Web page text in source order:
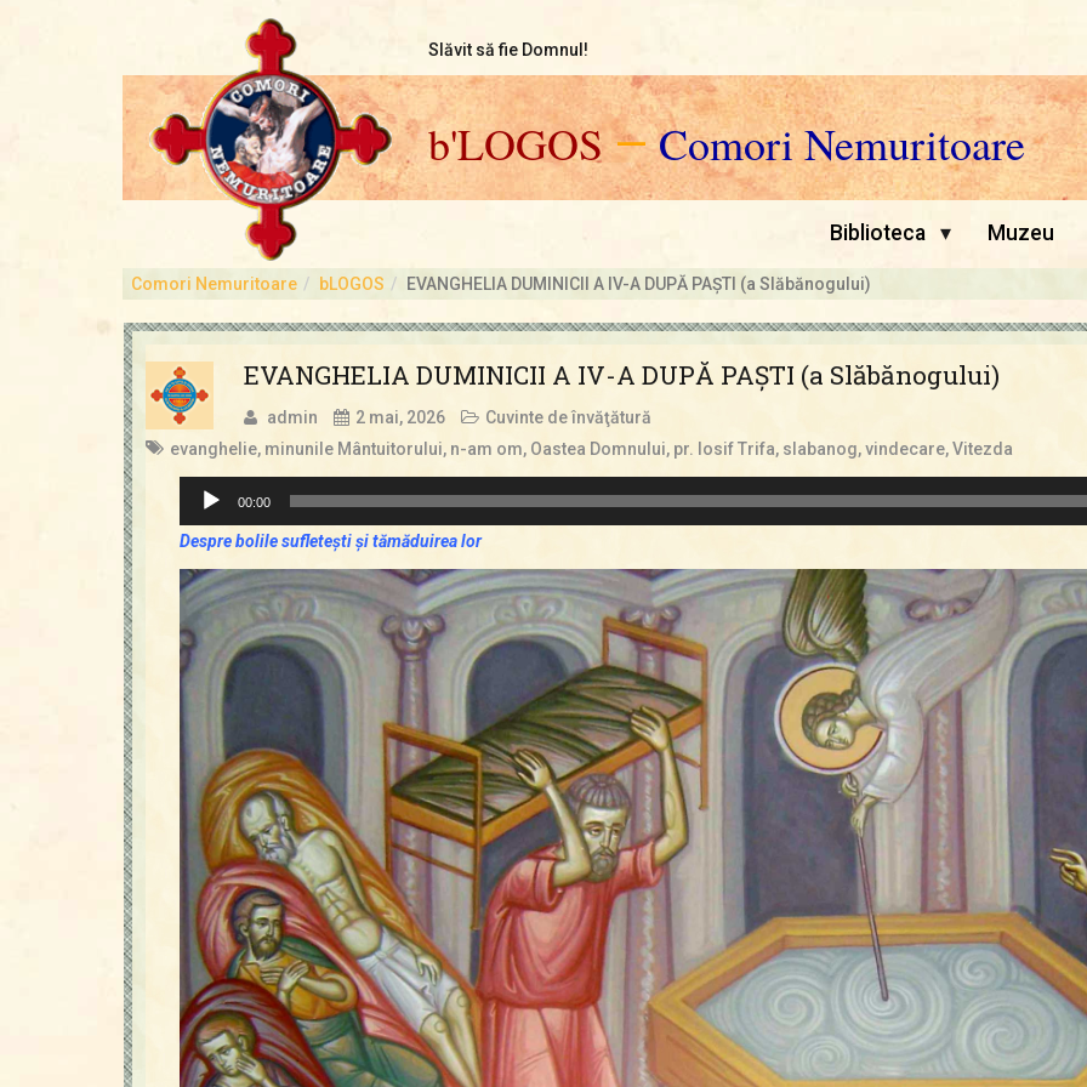
Slăvit să fie Domnul!
b'LOGOS—Comori Nemuritoare
Biblioteca ▾ Muzeu
Comori Nemuritoare bLOGOS EVANGHELIA DUMINICII A IV-A DUPĂ PAŞTI (a Slăbănogului)
EVANGHELIA DUMINICII A IV-A DUPĂ PAŞTI (a Slăbănogului)
admin 2 mai, 2026
Cuvinte de învăţătură
evanghelie, minunile Mântuitorului, n-am om, Oastea Domnului, pr. Iosif Trifa, slabanog,vindecare,Vitezda
Player
audio
00:00
Despre bolile sufleteşti şi tămăduirea lor